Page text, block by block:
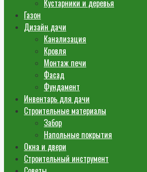
Кустарники и деревья
Газон
Дизайн дачи
Канализация
Кровля
Монтаж печи
Фасад
Фундамент
Инвентарь для дачи
Строительные материалы
Забор
Напольные покрытия
Окна и двери
Строительный инструмент